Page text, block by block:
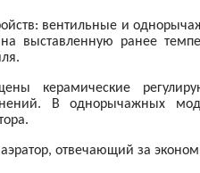
вентильные и
выставленную ранее
керамические
В однорычажных
отвечающий за